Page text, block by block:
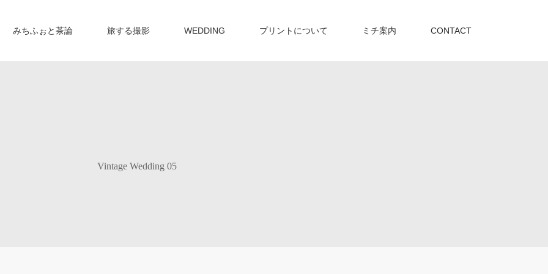
みちふぉと茶論 旅する撮影 WEDDING プリントについて ミチ案内 CONTACT
Vintage Wedding 05